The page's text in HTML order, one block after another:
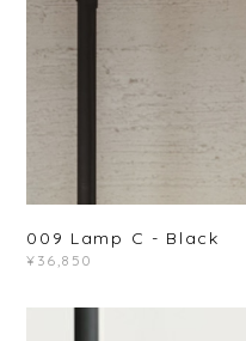
009 Lamp C - Black
¥36,850